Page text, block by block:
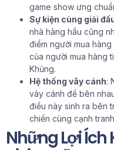
game show ưng
Sự kiện cùng giải
nhà hàng hầu cũng
điểm người mua
của người mua hàng
Khủng.
Hệ thống vây cánh:
vây cánh để bên
điều này sinh ra bên
chiến cùng cạnh
Những Lợi Ích